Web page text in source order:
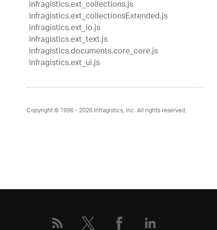
infragistics.ext_collections.js
infragistics.ext_collectionsExtended.js
infragistics.ext_io.js
infragistics.ext_text.js
infragistics.documents.core_core.js
infragistics.ext_ui.js
Copyright © 1996 - 2026Infragistics, Inc. All rights reserved.